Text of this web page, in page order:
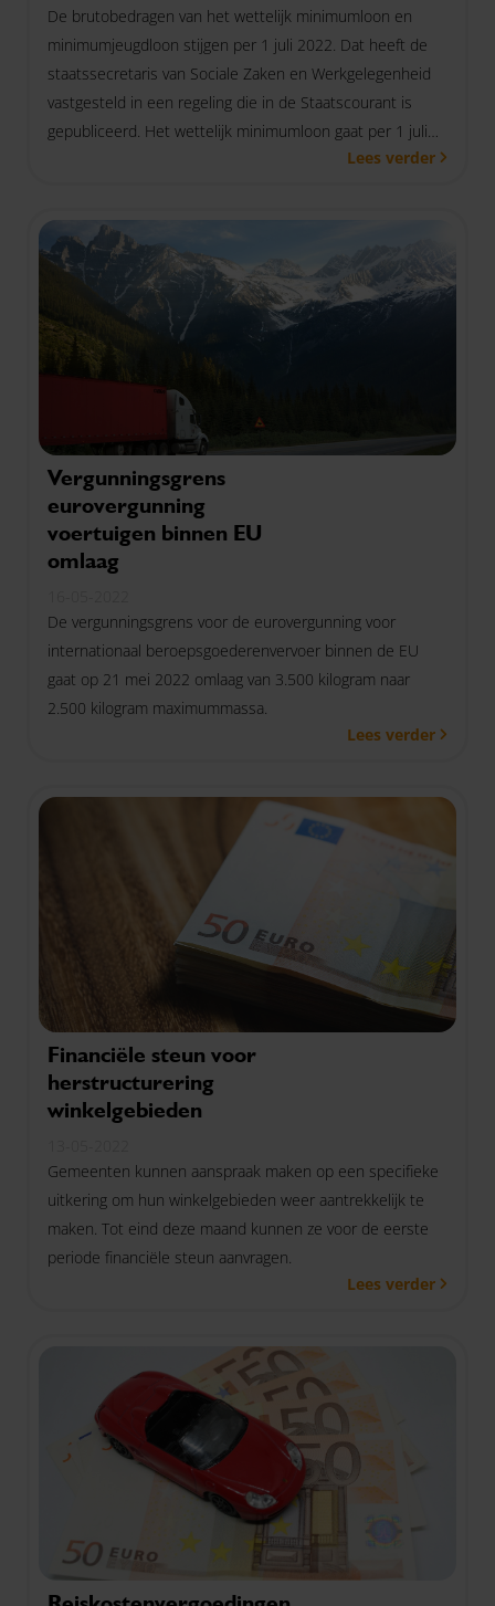
De brutobedragen van het wettelijk minimumloon en
minimumjeugdloon stijgen per 1 juli 2022. Dat heeft de
staatssecretaris van Sociale Zaken en Werkgelegenheid
vastgesteld in een regeling die in de Staatscourant is
gepubliceerd. Het wettelijk minimumloon gaat per 1 juli
2022 omhoog naar € 1756,20 bruto per maand, € 405,30
het minimumloon sneller omhoog naar € 14,00 per uur.
Daarover wordt nog overleg gevoerd door het kabinet
met de verschillende oppositiepartijen
Lees verder
Vergunningsgrens
eurovergunning
voertuigen binnen EU
omlaag
De vergunningsgrens voor de eurovergunning voor
internationaal beroepsgoederenvervoer binnen de EU
gaat op 21 mei 2022 omlaag van 3.500 kilogram naar
2.500 kilogram maximummassa.
Lees verder
Financiële steun voor
herstructurering
winkelgebieden
Gemeenten kunnen aanspraak maken op een specifieke
uitkering om hun winkelgebieden weer aantrekkelijk te
maken. Tot eind deze maand kunnen ze voor de eerste
periode financiële steun aanvragen.
Lees verder